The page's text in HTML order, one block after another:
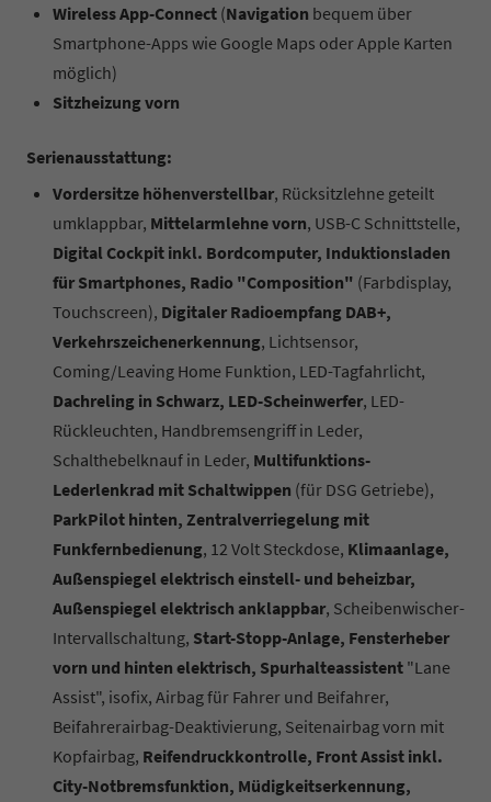
Wireless App-Connect (Navigation bequem über
Smartphone-Apps wie Google Maps oder Apple Karten
möglich)
Sitzheizung vorn
Serienausstattung:
Vordersitze höhenverstellbar, Rücksitzlehne geteilt
umklappbar, Mittelarmlehne vorn, USB-C Schnittstelle,
Digital Cockpit inkl. Bordcomputer, Induktionsladen
für Smartphones, Radio "Composition" (Farbdisplay,
Touchscreen), Digitaler Radioempfang DAB+,
Verkehrszeichenerkennung, Lichtsensor,
Coming/Leaving Home Funktion, LED-Tagfahrlicht,
Dachreling in Schwarz, LED-Scheinwerfer, LED-
Rückleuchten, Handbremsengriff in Leder,
Schalthebelknauf in Leder, Multifunktions-
Lederlenkrad mit Schaltwippen (für DSG Getriebe),
ParkPilot hinten, Zentralverriegelung mit
Funkfernbedienung, 12 Volt Steckdose, Klimaanlage,
Außenspiegel elektrisch einstell- und beheizbar,
Außenspiegel elektrisch anklappbar, Scheibenwischer-
Intervallschaltung, Start-Stopp-Anlage, Fensterheber
vorn und hinten elektrisch, Spurhalteassistent "Lane
Assist", isofix, Airbag für Fahrer und Beifahrer,
Beifahrerairbag-Deaktivierung, Seitenairbag vorn mit
Kopfairbag, Reifendruckkontrolle, Front Assist inkl.
City-Notbremsfunktion, Müdigkeitserkennung,